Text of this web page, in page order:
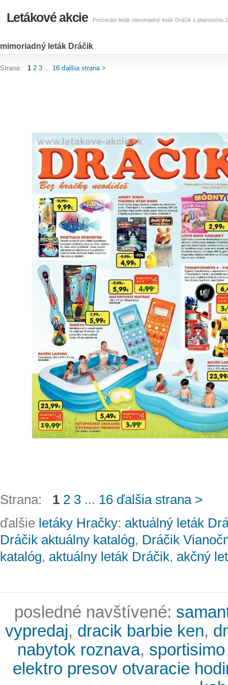
Letákové akcie Prezeráte leták mimoriadný leták Dráčik s platnosťou
mimoriadný leták Dráčik
Strana: 1 2 3 16 ďalšia strana >
Strana: 1 2 3 ... 16 ďalšia strana >
ďalšie letáky Hračky: aktuálný leták
Dráčik aktuálny katalóg, Dráčik
katalóg, aktuálny leták Dráčik, akčný
posledné navštívené:
vypredaj, dracik barbie ken,
nabytok roznava,
elektro presov otvaracie